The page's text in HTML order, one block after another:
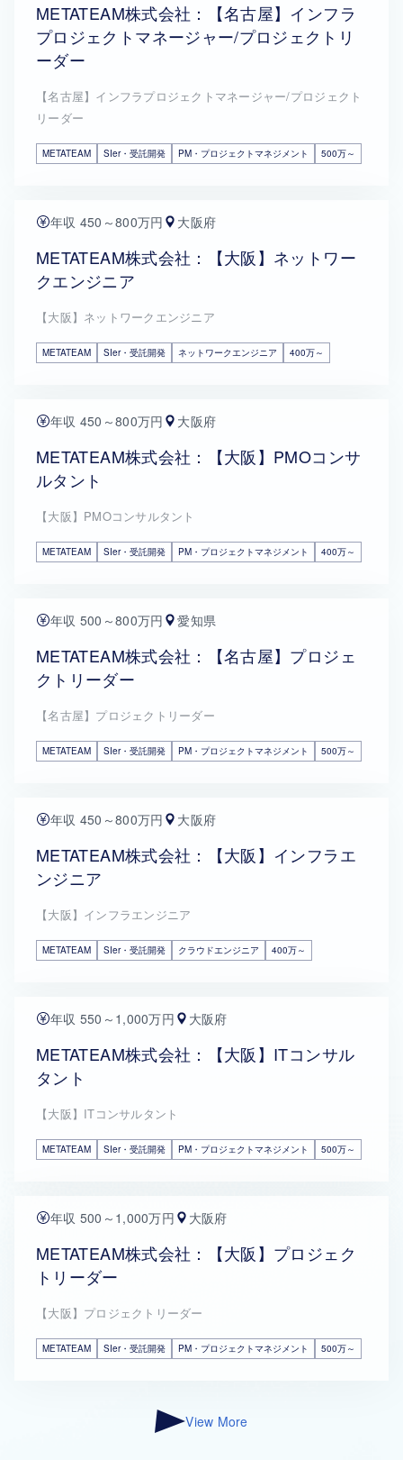
METATEAM株式会社：【名古屋】インフラ
プロジェクトマネージャー/プロジェクトリ
ーダー
【名古屋】インフラプロジェクトマネージャー/プロジェクト
リーダー
METATEAM SIer・受託開発 PM・プロジェクトマネジメント 500万～
年収 450～800万円 大阪府
METATEAM株式会社：【大阪】ネットワー
クエンジニア
【大阪】ネットワークエンジニア
METATEAM SIer・受託開発 ネットワークエンジニア 400万～
年収 450～800万円 大阪府
METATEAM株式会社：【大阪】PMOコンサ
ルタント
【大阪】PMOコンサルタント
METATEAM SIer・受託開発 PM・プロジェクトマネジメント 400万～
年収 500～800万円 愛知県
METATEAM株式会社：【名古屋】プロジェ
クトリーダー
【名古屋】プロジェクトリーダー
METATEAM SIer・受託開発 PM・プロジェクトマネジメント 500万～
年収 450～800万円 大阪府
METATEAM株式会社：【大阪】インフラエ
ンジニア
【大阪】インフラエンジニア
METATEAM SIer・受託開発 クラウドエンジニア 400万～
年収 550～1,000万円 大阪府
METATEAM株式会社：【大阪】ITコンサル
タント
【大阪】ITコンサルタント
METATEAM SIer・受託開発 PM・プロジェクトマネジメント 500万～
年収 500～1,000万円 大阪府
METATEAM株式会社：【大阪】プロジェク
トリーダー
【大阪】プロジェクトリーダー
METATEAM SIer・受託開発 PM・プロジェクトマネジメント 500万～
View More